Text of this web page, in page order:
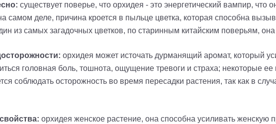
существует поверье, что орхидея - это энергетический вампир, что
самом деле, причина кроется в пыльце цветка, которая способна
из самых загадочных цветков, по старинным китайским поверьям,
орхидея может источать дурманящий аромат, который
головная боль, тошнота, ощущение тревоги и страха; некоторые
соблюдать осторожность во время пересадки растения, так как в
орхидея женское растение, она способна усиливать женскую